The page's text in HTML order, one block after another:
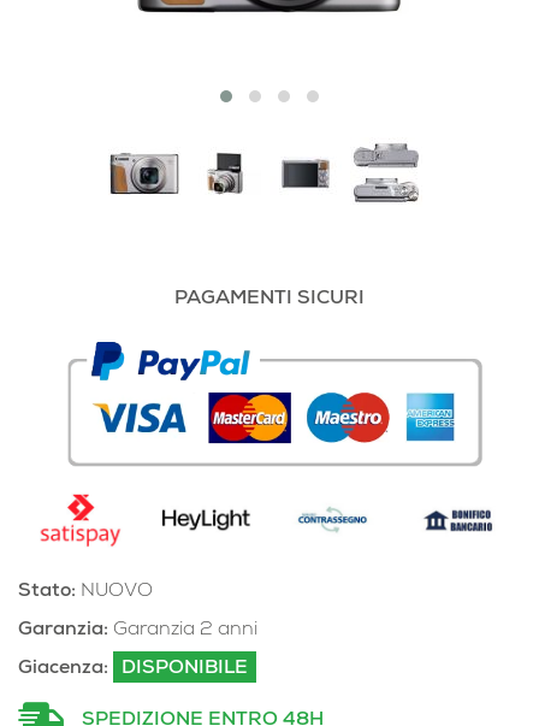
PAGAMENTI SICURI
Stato: NUOVO
Garanzia: Garanzia 2 anni
Giacenza:
DISPONIBILE
SPEDIZIONE ENTRO 48H